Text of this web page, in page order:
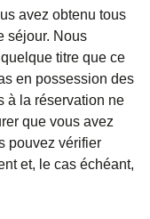
avez obtenu tous
séjour. Nous
titre que ce
en possession des
à la réservation ne
que vous avez
pouvez vérifier
et, le cas échéant,